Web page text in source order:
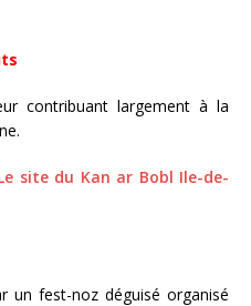
contribuant largement à la
site du Kan ar Bobl Ile-de-
un fest-noz déguisé organisé